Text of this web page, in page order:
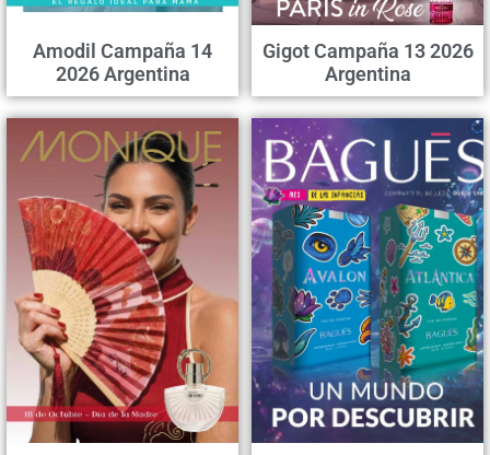
Amodil Campaña 14
2026 Argentina
Gigot Campaña 13 2026
Argentina